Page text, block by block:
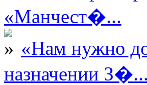
«Манчест�...
«Нам нужно
назначении З�...